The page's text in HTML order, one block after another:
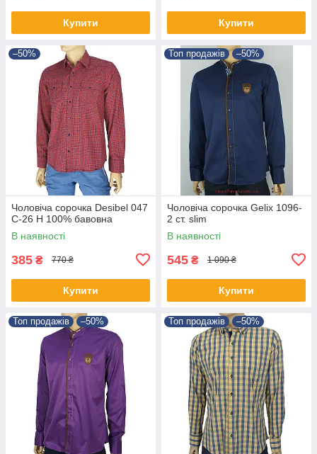
Купити Купити
–50%
Чоловіча сорочка Desibel 047
C-26 H 100% бавовна
В наявності
385 ₴ 770 ₴
Купити
Топ продажів –50%
Чоловіча сорочка Gelix 1096-
2 ст. slim
В наявності
545 ₴ 1 090 ₴
Купити
Топ продажів –50% Топ продажів –50%